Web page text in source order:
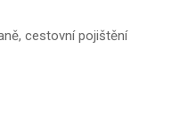
cestovní pojištění